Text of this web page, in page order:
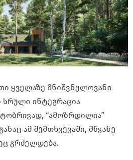
ყველაზე მნიშვნელოვანი
სრული ინტეგრაცია
“ამოზრდილია”
ამ შემთხვევაში, მწვანე
გრძელდება.